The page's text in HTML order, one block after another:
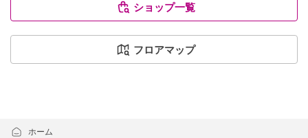
ショップ一覧
フロアマップ
ホーム